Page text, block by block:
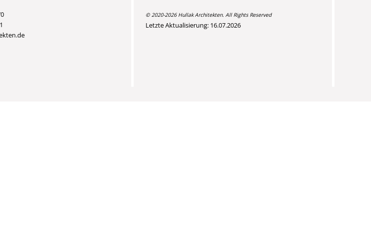
© 2020-2026 Hullak Architekten. All Rights Reserved
Letzte Aktualisierung: 16.07.2026